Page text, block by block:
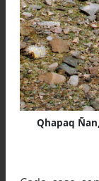
Camino